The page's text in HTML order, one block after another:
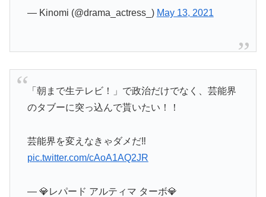
— Kinomi (@drama_actress_) May 13, 2021
「朝まで生テレビ！」で政治だけでなく、芸能界
のタブーに突っ込んで貰いたい！！
芸能界を変えなきゃダメだ‼️
pic.twitter.com/cAoA1AQ2JR
— 💎レパード アルティマ ターボ💎